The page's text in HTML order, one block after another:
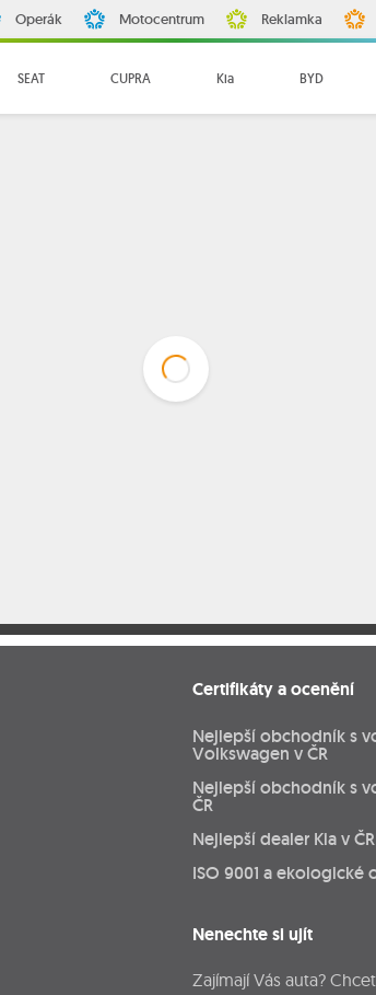
Operák Motocentrum Reklamka
SEAT CUPRA Kia BYD
Certifikáty a ocenění
Nejlepší obchodník s
Volkswagen v ČR
Nejlepší obchodník s
ČR
Nejlepší dealer Kia v ČR
ISO 9001 a ekologické
Nenechte si ujít
Zajímají Vás auta?